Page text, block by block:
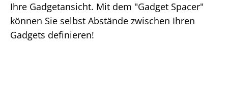
Ihre Gadgetansicht. Mit dem "Gadget Spacer"
können Sie selbst Abstände zwischen Ihren
Gadgets definieren!